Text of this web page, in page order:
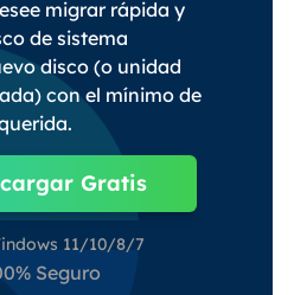
migrar rápida y
de sistema
disco (o unidad
con el mínimo de
Gratis
11/10/8/7
Seguro